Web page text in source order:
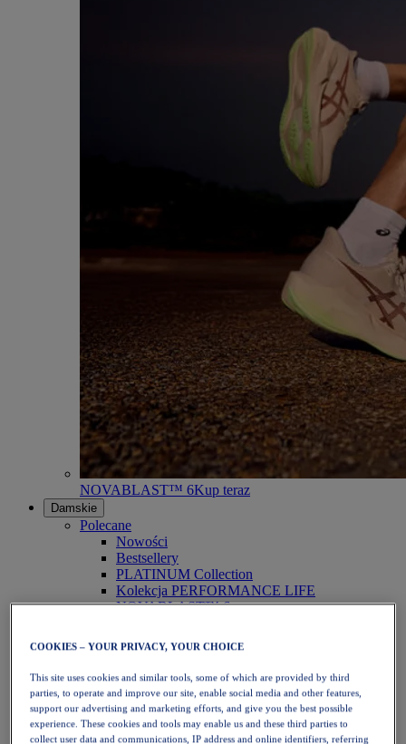
NOVABLAST™ 6Kup teraz
Damskie
Polecane
Nowości
Bestsellery
PLATINUM Collection
Kolekcja PERFORMANCE LIFE
NOVABLAST™ 6
Bieganie
Bieganie w terenie
Tenis
Siatkówka
Piłka ręczna
Padel
Netball
COOKIES – YOUR PRIVACY, YOUR CHOICE
This site uses cookies and similar tools, some of which are provided by third
parties, to operate and improve our site, enable social media and other features,
support our advertising and marketing efforts, and give you the best possible
experience. These cookies and tools may enable us and these third parties to
collect user data and communications, IP address and online identifiers, referring